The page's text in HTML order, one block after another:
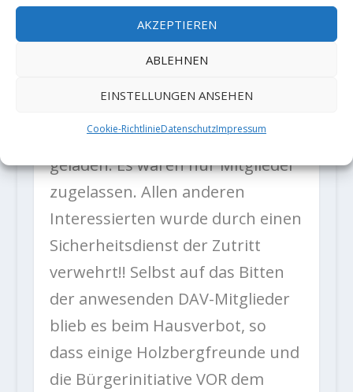
AKZEPTIEREN
ABLEHNEN
EINSTELLUNGEN ANSEHEN
Cookie-RichtlinieDatenschutzImpressum
Diese bekommt von mir das
Prädikat “DENKWÜRDIG”. Die
Informationsveranstaltung
geladen. Es waren nur Mitglieder
zugelassen. Allen anderen
Interessierten wurde durch einen
Sicherheitsdienst der Zutritt
verwehrt!! Selbst auf das Bitten
der anwesenden DAV-Mitglieder
blieb es beim Hausverbot, so
dass einige Holzbergfreunde und
die Bürgerinitiative VOR dem